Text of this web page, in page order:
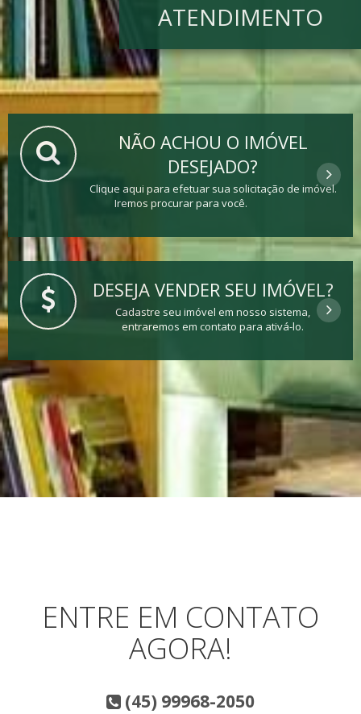
ATENDIMENTO
NÃO ACHOU O IMÓVEL
DESEJADO?
Clique aqui para efetuar sua solicitação de imóvel.
Iremos procurar para você.
DESEJA VENDER SEU IMÓVEL?
Cadastre seu imóvel em nosso sistema,
entraremos em contato para ativá-lo.
ENTRE EM CONTATO
AGORA!
(45) 99968-2050